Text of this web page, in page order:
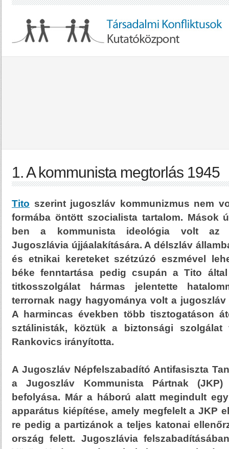
1. A kommunista megtorlás 1945
Tito szerint jugoszláv kommunizmus nem
formába öntött szocialista tartalom. Mások
ben a kommunista ideológia volt az
Jugoszlávia újjáalakítására. A délszláv
és etnikai kereteket szétzúzó eszmével
béke fenntartása pedig csupán a Tito
titkosszolgálat hármas jelentette
terrornak nagy hagyománya volt a
A harmincas években több tisztogatáson
sztálinisták, köztük a biztonsági szolgálat
Rankovics irányította.
A Jugoszláv Népfelszabadító Antifasiszta
a Jugoszláv Kommunista Pártnak
befolyása. Már a háború alatt megindult
apparátus kiépítése, amely megfelelt a JKP
re pedig a partizánok a teljes katonai
ország felett. Jugoszlávia